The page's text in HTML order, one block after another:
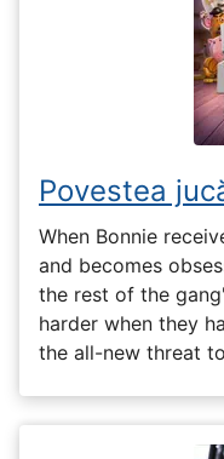
Povestea
When Bonnie
and becomes
the rest of the
harder when they
the all-new threat